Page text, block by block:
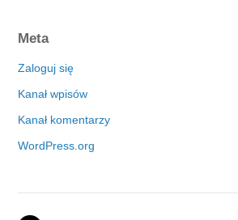
Meta
Zaloguj się
Kanał wpisów
Kanał komentarzy
WordPress.org